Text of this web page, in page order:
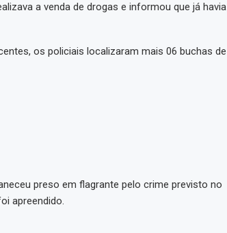
a venda de drogas e informou que já havia
os policiais localizaram mais 06 buchas de
preso em flagrante pelo crime previsto no
apreendido.